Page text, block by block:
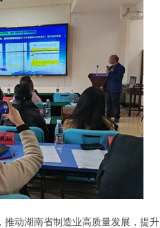
动湖南省制造业高质量发展，提